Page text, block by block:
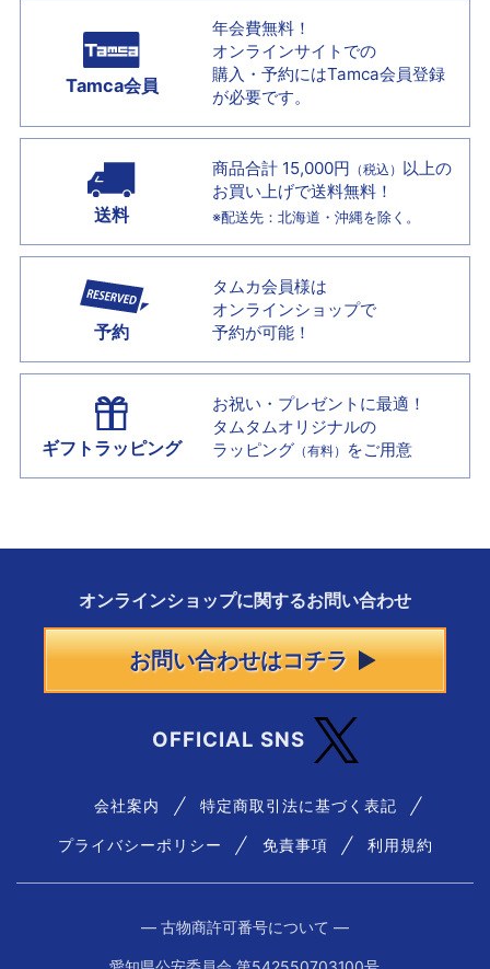
Tamca会員
年会費無料！
オンラインサイトでの
購入・予約にはTamca会員登録
が必要です。
送料
商品合計 15,000円 （税込） 以上の
お買い上げで送料無料！
※配送先：北海道・沖縄を除く。
予約
タムカ会員様は
オンラインショップで
予約が可能！
ギフトラッピング
お祝い・プレゼントに最適！
タムタムオリジナルの
ラッピング （有料） をご用意
オンラインショップに関するお問い合わせ
お問い合わせはコチラ
OFFICIAL SNS
会社案内 特定商取引法に基づく表記
プライバシーポリシー 免責事項 利用規約
― 古物商許可番号について ―